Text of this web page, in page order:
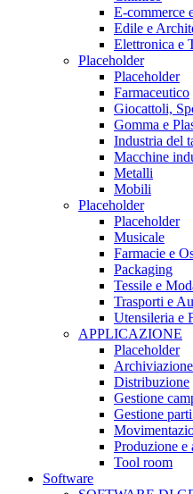
E-commerce
Edile e
Elettronica e
Placeholder
Placeholder
Farmaceutico
Giocattoli,
Gomma e
Industria del
Macchine
Metalli
Mobili
Placeholder
Placeholder
Musicale
Farmacie e
Packaging
Tessile e
Trasporti e
Utensileria e
APPLICAZIONE
Placeholder
Distribuzione
Gestione
Gestione
Produzione e
Tool room
Software